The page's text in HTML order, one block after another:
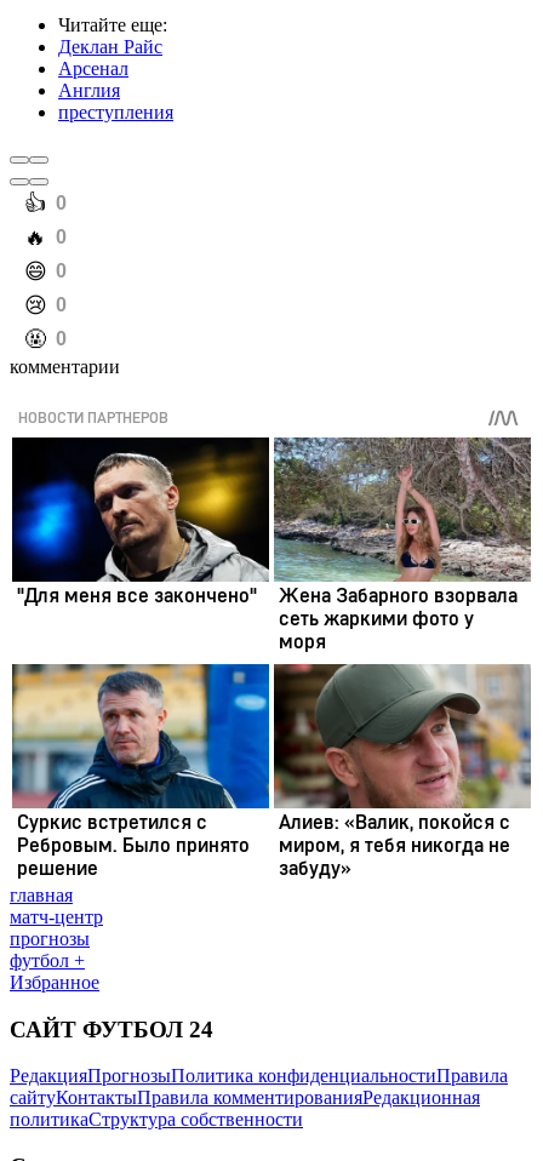
Читайте еще:
Деклан Райс
Арсенал
Англия
преступления
️👍 0
️🔥 0
️😄 0
️😢 0
️🤬 0
комментарии
главная
матч-центр
прогнозы
футбол +
Избранное
САЙТ ФУТБОЛ 24
РедакцияПрогнозыПолитика конфиденциальностиПравила
сайтуКонтактыПравила комментированияРедакционная
политикаСтруктура собственности